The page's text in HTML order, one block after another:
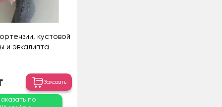
кустовой
и эвкалипта
Заказать
по